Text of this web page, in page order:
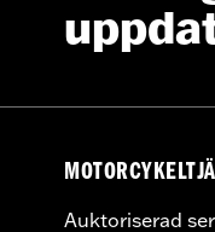
not use engine
or serious injury.
Auktoriserad